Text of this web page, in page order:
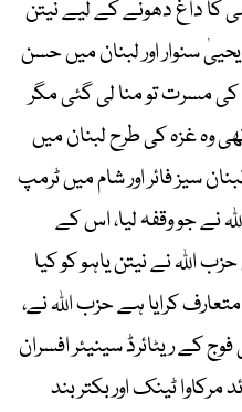
داغ دھونے کے لیے نیتن
سنوار اور لبنان میں حسن
پر 24 گھنٹے کی مسرت تو منا لی گئی مگر
وہ غزہ کی طرح لبنان میں
سیز فائر اور شام میں ٹرمپ
نے جو وقفہ لیا، اس کے
اللہ نے نیتن یاہو کو کیا
کرایا ہے حزب اللہ نے،
کے ریٹائرڈ سینیئر افسران
ہیں کہ 400 سے زائد مرکاوا ٹینک اور بکتر بند